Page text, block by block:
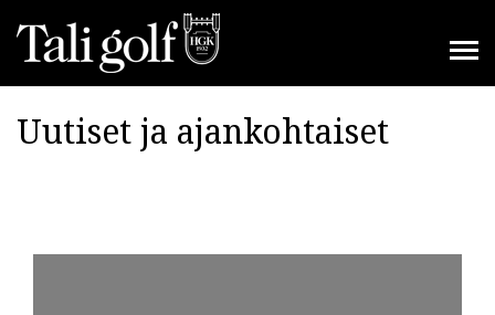
Uutiset ja ajankohtaiset